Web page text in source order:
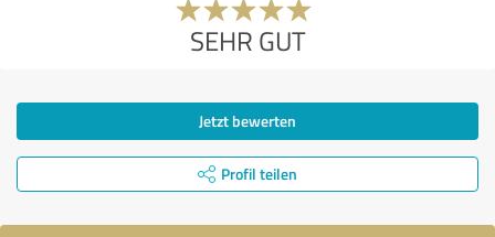
SEHR GUT
Jetzt bewerten
Profil teilen